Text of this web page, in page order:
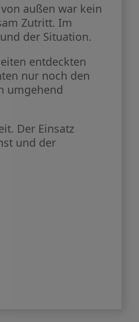
außen war kein
Zutritt. Im
der Situation.
entdeckten
nur noch den
umgehend
Der Einsatz
und der